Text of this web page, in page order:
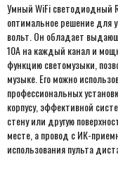
Умный WiFi светодиодный
оптимальное решение для
вольт. Он обладает
10А на каждый канал и
функцию светомузыки,
музыке. Его можно
профессиональных
корпусу, эффективной
стену или другую
месте, а провод с ИК-
использования пульта